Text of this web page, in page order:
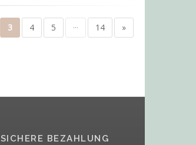
3 4 5 ··· 14 »
SICHERE BEZAHLUNG